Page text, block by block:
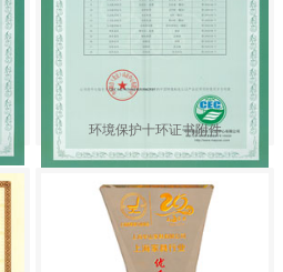
环境保护十环证书附件